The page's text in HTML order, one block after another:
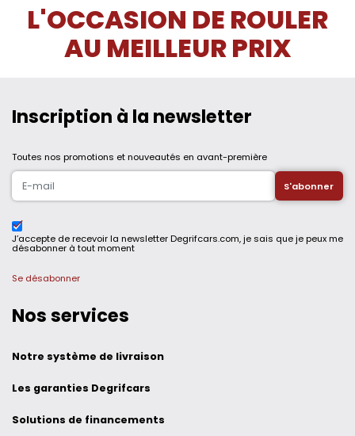
L'OCCASION DE ROULER
AU MEILLEUR PRIX
Inscription à la newsletter
Toutes nos promotions et nouveautés en avant-première
J’accepte de recevoir la newsletter Degrifcars.com, je sais que je peux me
désabonner à tout moment
Se désabonner
Nos services
Notre système de livraison
Les garanties Degrifcars
Solutions de financements